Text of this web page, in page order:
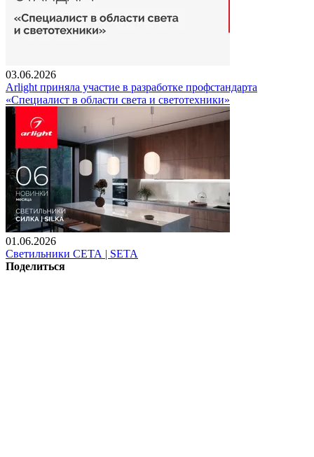
03.06.2026
Arlight приняла участие в разработке профстандарта
«Специалист в области света и светотехники»
01.06.2026
Светильники СЕТА | SETA
Поделиться